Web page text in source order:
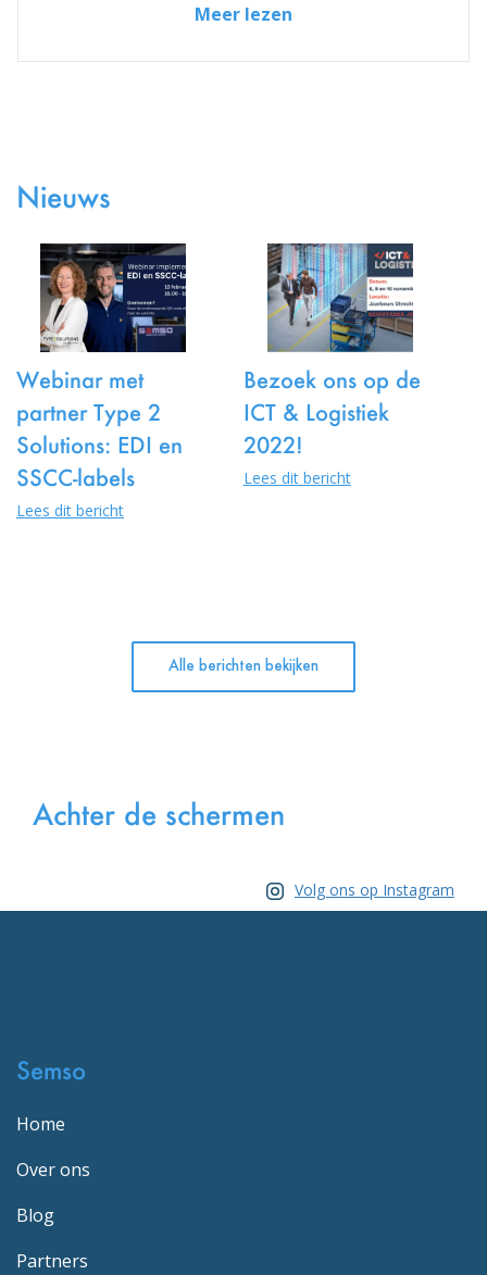
Meer lezen
Nieuws
Webinar met
partner Type 2
Solutions: EDI en
SSCC-labels
Lees dit bericht
Bezoek ons op de
ICT & Logistiek
2022!
Lees dit bericht
Alle berichten bekijken
Achter de schermen
Volg ons op Instagram
Semso
Home
Over ons
Blog
Partners